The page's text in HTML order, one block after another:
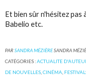
Et bien sûr n'hésitez pas
Babelio etc.
PARSANDRA MÉZIÈRESANDRA
CATÉGORIES :ACTUALITE
DE NOUVELLES ,CINÉMA